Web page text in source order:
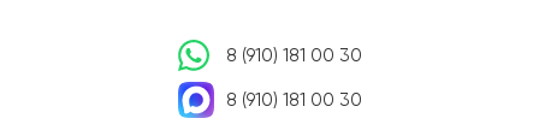
8 (910) 181 00 30
8 (910) 181 00 30